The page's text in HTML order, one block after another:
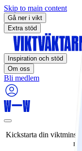
Skip to main content
Gå ner i vikt
Extra stöd
Inspiration och stöd
Om oss
Bli medlem
Kickstarta din